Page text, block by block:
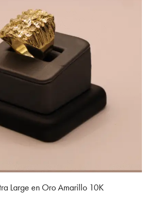
Large en Oro Amarillo 10K